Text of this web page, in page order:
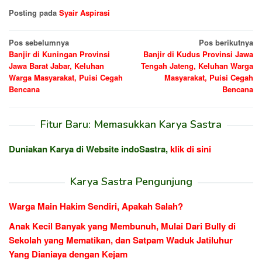
Posting pada Syair Aspirasi
Navigasi
pos
Pos sebelumnya
Banjir di Kuningan Provinsi
Jawa Barat Jabar, Keluhan
Warga Masyarakat, Puisi Cegah
Bencana
Pos berikutnya
Banjir di Kudus Provinsi Jawa
Tengah Jateng, Keluhan Warga
Masyarakat, Puisi Cegah
Bencana
Fitur Baru: Memasukkan Karya Sastra
Duniakan Karya di Website indoSastra,klik di sini
Karya Sastra Pengunjung
Warga Main Hakim Sendiri, Apakah Salah?
Anak Kecil Banyak yang Membunuh, Mulai Dari Bully di
Sekolah yang Mematikan, dan Satpam Waduk Jatiluhur
Yang Dianiaya dengan Kejam